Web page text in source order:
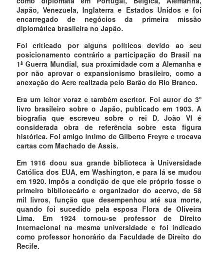
Japão, Venezuela, Inglaterra e Estados Unidos e foi
encarregado de negócios da primeira missão
diplomática brasileira no Japão.
Foi criticado por alguns políticos devido ao seu
posicionamento contrário a participação do Brasil na
1ª Guerra Mundial, sua proximidade com a Alemanha e
por não aprovar o expansionismo brasileiro, como a
anexação do Acre realizada pelo Barão do Rio Branco.
Era um leitor voraz e também escritor. Foi autor do 3º
livro brasileiro sobre o Japão, publicado em 1903. A
biografia que escreveu sobre o rei D. João VI é
considerada obra de referência sobre esta figura
histórica. Foi amigo íntimo de Gilberto Freyre e trocava
cartas com Machado de Assis.
Em 1916 doou sua grande biblioteca à Universidade
Católica dos EUA, em Washington, e para lá se mudou
em 1920. Impôs a condição de que ele próprio fosse o
primeiro bibliotecário e organizador do acervo, de 58
mil livros, função que desempenhou até sua morte,
quando foi sucedido pela esposa Flora de Oliveira
Lima. Em 1924 tornou-se professor de Direito
Internacional na mesma universidade e foi indicado
como professor honorário da Faculdade de Direito do
Recife.